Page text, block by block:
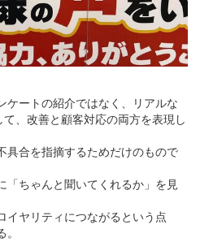
ケートの紹介ではなく、リアルな
、改善と顧客対応の両方を表現し
具合を指摘するためだけのもので
「ちゃんと聞いてくれるか」を見
イヤリティにつながるという点